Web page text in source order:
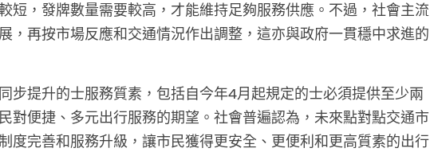
短，發牌數量需要較高，才能維持足夠服務供應。不過，社會主流
，再按市場反應和交通情況作出調整，這亦與政府一貫穩中求進的
步提升的士服務質素，包括自今年4月起規定的士必須提供至少兩
對便捷、多元出行服務的期望。社會普遍認為，未來點對點交通市
度完善和服務升級，讓市民獲得更安全、更便利和更高質素的出行